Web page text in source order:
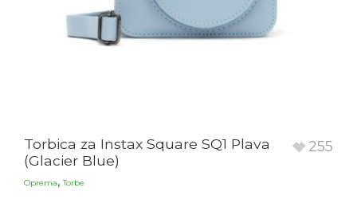
Torbica za Instax Square SQ1 Plava
(Glacier Blue)
Oprema,Torbe
255